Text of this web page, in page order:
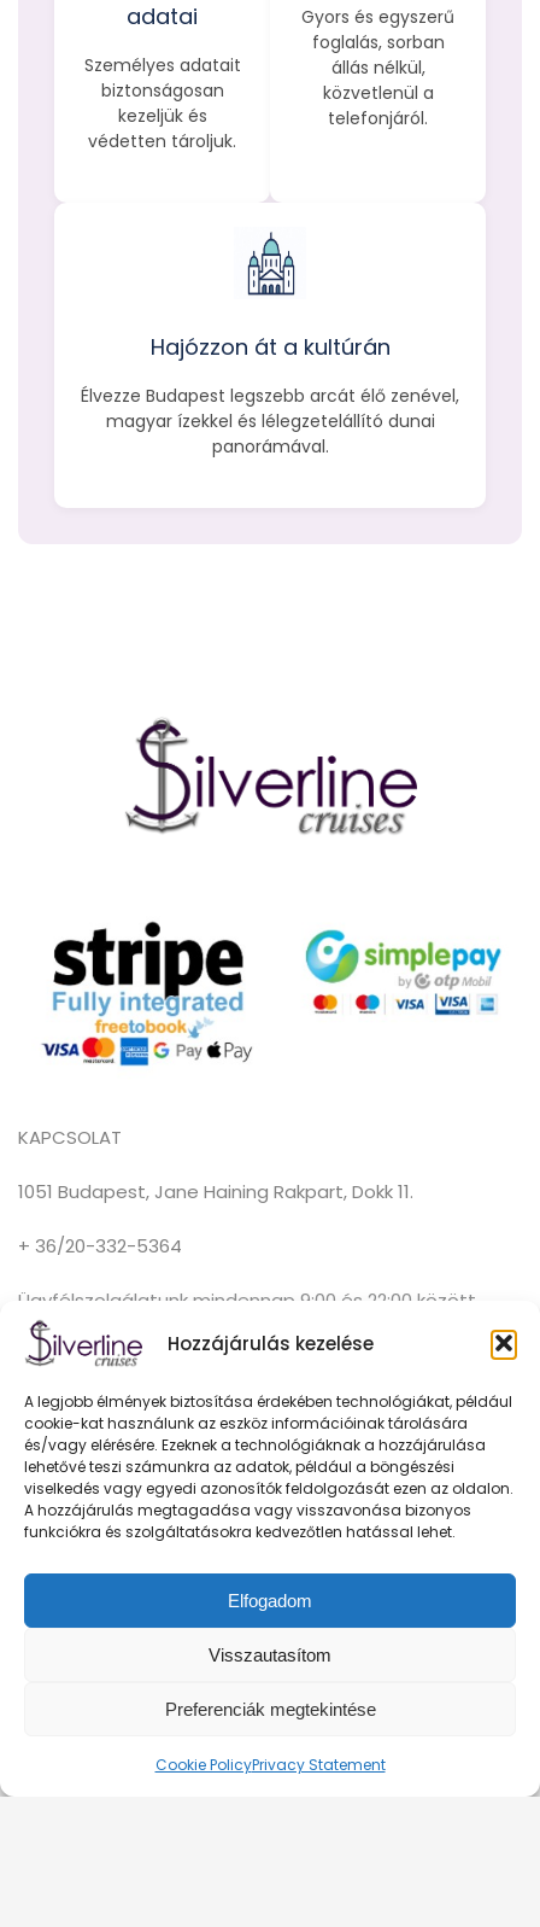
Hozzájárulás kezelése
A legjobb élmények biztosítása érdekében technológiákat, például
cookie-kat használunk az eszköz információinak tárolására
és/vagy elérésére. Ezeknek a technológiáknak a hozzájárulása
lehetővé teszi számunkra az adatok, például a böngészési
viselkedés vagy egyedi azonosítók feldolgozását ezen az oldalon.
A hozzájárulás megtagadása vagy visszavonása bizonyos
funkciókra és szolgáltatásokra kedvezőtlen hatással lehet.
Elfogadom
Visszautasítom
Preferenciák megtekintése
Cookie PolicyPrivacy Statement
adatai
Személyes adatait
biztonságosan
kezeljük és
védetten tároljuk.
Gyors és egyszerű
foglalás, sorban
állás nélkül,
közvetlenül a
telefonjáról.
Hajózzon át a kultúrán
Élvezze Budapest legszebb arcát élő zenével,
magyar ízekkel és lélegzetelállító dunai
panorámával.
KAPCSOLAT
1051 Budapest, Jane Haining Rakpart, Dokk 11.
+ 36/20-332-5364
Ügyfélszolgálatunk mindennap 9:00 és 22:00 között
elérhető.
ÜZLETSZABÁLYZAT, HATÁLYOS: 2025.03.11-TŐL
FELHASZNÁLÁSI FELTÉTELEK
ADATKEZELÉSI TÁJÉKOZTATÓ
RÓLUNK
KAPCSOLAT
PRIVÁT HAJÓBÉRLÉS